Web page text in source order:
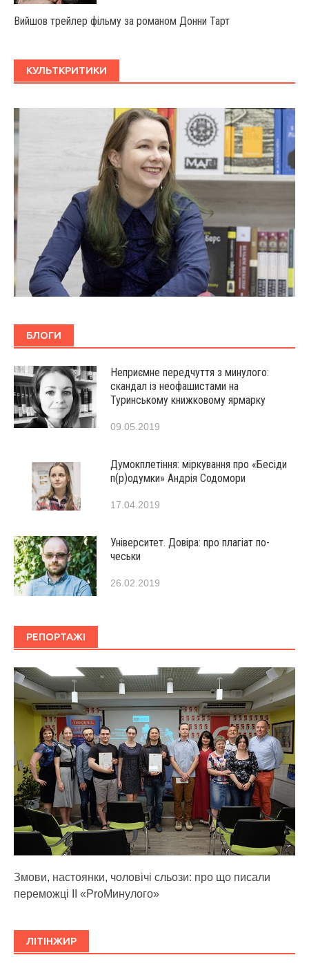
Вийшов трейлер фільму за романом Донни Тарт
КУЛЬТКРИТИКИ
БЛОГИ
Неприємне передчуття з минулого:
скандал із неофашистами на
Туринському книжковому ярмарку
09.05.2019
Думокплетіння: міркування про «Бесіди
п(р)одумки» Андрія Содомори
17.04.2019
Університет. Довіра: про плагіат по-
чеськи
26.02.2019
РЕПОРТАЖІ
Змови, настоянки, чоловічі сльози: про що писали
переможці ІІ «ProМинулого»
ЛІТІНЖИР